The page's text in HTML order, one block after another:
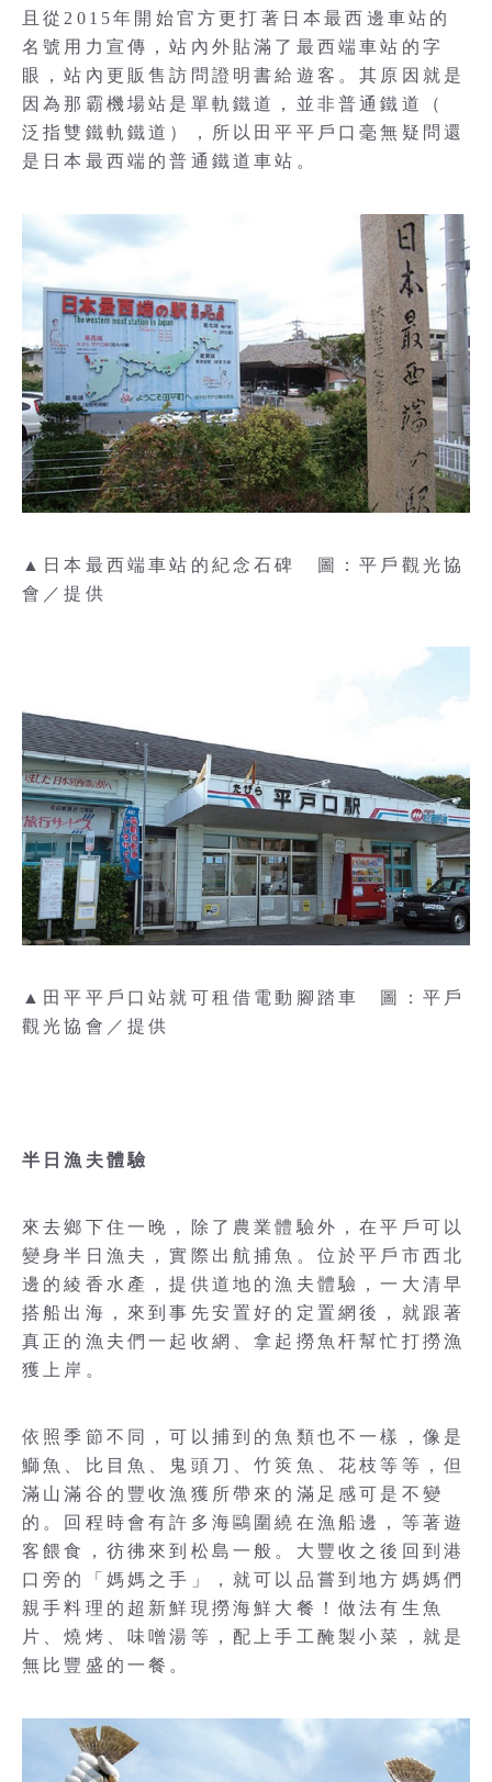
且從2015年開始官方更打著日本最西邊車站的
名號用力宣傳，站內外貼滿了最西端車站的字
眼，站內更販售訪問證明書給遊客。其原因就是
因為那霸機場站是單軌鐵道，並非普通鐵道（
泛指雙鐵軌鐵道），所以田平平戶口毫無疑問還
是日本最西端的普通鐵道車站。
▲日本最西端車站的紀念石碑 圖：平戶觀光協
會／提供
▲田平平戶口站就可租借電動腳踏車 圖：平戶
觀光協會／提供
半日漁夫體驗
來去鄉下住一晚，除了農業體驗外，在平戶可以
變身半日漁夫，實際出航捕魚。位於平戶市西北
邊的綾香水產，提供道地的漁夫體驗，一大清早
搭船出海，來到事先安置好的定置網後，就跟著
真正的漁夫們一起收網、拿起撈魚杆幫忙打撈漁
獲上岸。
依照季節不同，可以捕到的魚類也不一樣，像是
鰤魚、比目魚、鬼頭刀、竹筴魚、花枝等等，但
滿山滿谷的豐收漁獲所帶來的滿足感可是不變
的。回程時會有許多海鷗圍繞在漁船邊，等著遊
客餵食，彷彿來到松島一般。大豐收之後回到港
口旁的「媽媽之手」，就可以品嘗到地方媽媽們
親手料理的超新鮮現撈海鮮大餐！做法有生魚
片、燒烤、味噌湯等，配上手工醃製小菜，就是
無比豐盛的一餐。